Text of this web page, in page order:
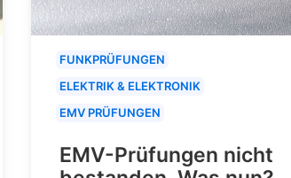
FUNKPRÜFUNGEN
ELEKTRIK & ELEKTRONIK
EMV PRÜFUNGEN
EMV-Prüfungen nicht